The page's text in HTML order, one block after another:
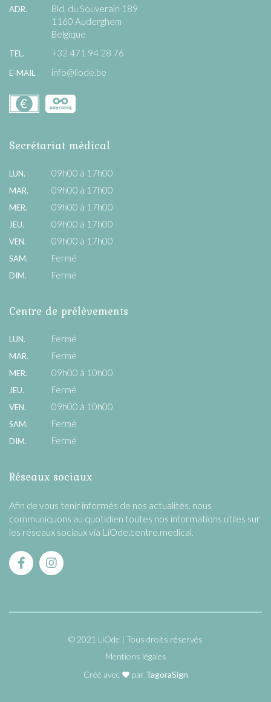
ADR.
Bld. du Souverain 189
1160 Auderghem
Belgique
TEL. +32 471 94 28 76
E-MAIL info@liode.be
Secrétariat médical
LUN. 09h00 à 17h00
MAR. 09h00 à 17h00
MER. 09h00 à 17h00
JEU. 09h00 à 17h00
VEN. 09h00 à 17h00
SAM. Fermé
DIM. Fermé
Centre de prélèvements
LUN. Fermé
MAR. Fermé
MER. 09h00 à 10h00
JEU. Fermé
VEN. 09h00 à 10h00
SAM. Fermé
DIM. Fermé
Réseaux sociaux
Afin de vous tenir informés de nos actualités, nous
communiquons au quotidien toutes nos informations utiles sur
les réseaux sociaux via LiOde.centre.medical.
© 2021 LiOde
Tous droits réservés
Mentions légales
Créé avec
par TagoraSign